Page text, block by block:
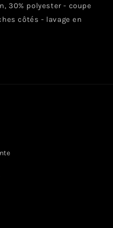
30% polyester - coupe
côtés - lavage en